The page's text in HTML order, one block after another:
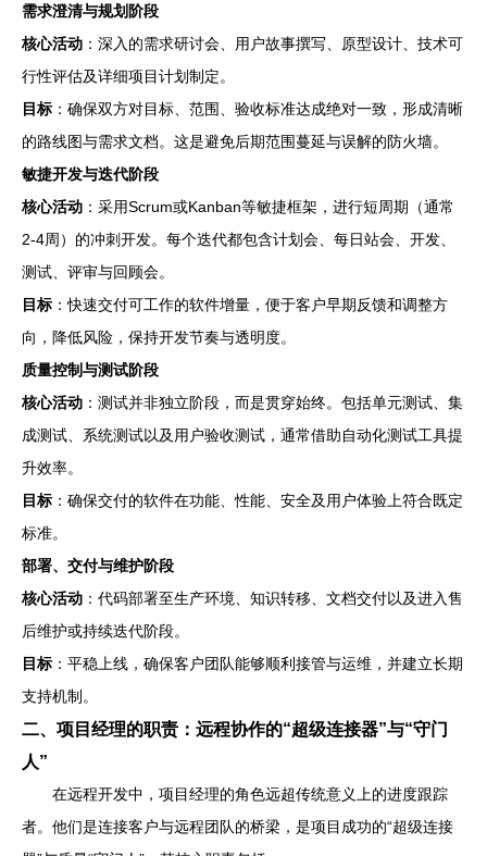
需求澄清与规划阶段
核心活动 ：深入的需求研讨会、用户故事撰写、原型设计、技术可
行性评估及详细项目计划制定。
目标 ：确保双方对目标、范围、验收标准达成绝对一致，形成清晰
的路线图与需求文档。这是避免后期范围蔓延与误解的防火墙。
敏捷开发与迭代阶段
核心活动 ：采用Scrum或Kanban等敏捷框架，进行短周期（通常
2-4周）的冲刺开发。每个迭代都包含计划会、每日站会、开发、
测试、评审与回顾会。
目标 ：快速交付可工作的软件增量，便于客户早期反馈和调整方
向，降低风险，保持开发节奏与透明度。
质量控制与测试阶段
核心活动 ：测试并非独立阶段，而是贯穿始终。包括单元测试、集
成测试、系统测试以及用户验收测试，通常借助自动化测试工具提
升效率。
目标 ：确保交付的软件在功能、性能、安全及用户体验上符合既定
标准。
部署、交付与维护阶段
核心活动 ：代码部署至生产环境、知识转移、文档交付以及进入售
后维护或持续迭代阶段。
目标 ：平稳上线，确保客户团队能够顺利接管与运维，并建立长期
支持机制。
二、项目经理的职责：远程协作的“超级连接器”与“守门
人”
在远程开发中，项目经理的角色远超传统意义上的进度跟踪
者。他们是连接客户与远程团队的桥梁，是项目成功的“超级连接